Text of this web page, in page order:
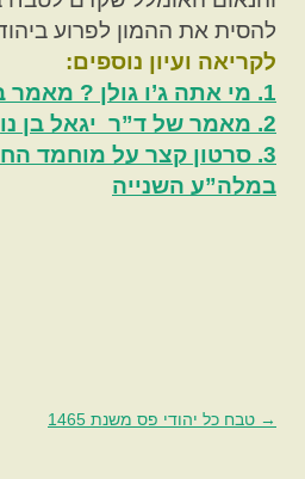
להסית את ההמון לפרוע
לקריאה ועיון נוספים:
1. מי אתה ג’ו גולן ? מאמר ב”הארץ”
2. מאמר של ד”ר יגאל בן נון
3. סרטון קצר על מוחמד
במלה”ע השנייה
ניווט
→ טבח כל יהודי פס משנת 1465